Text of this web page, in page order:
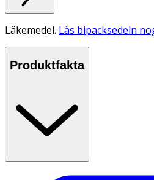
Läkemedel. Läs bipacksedeln
Produktfakta